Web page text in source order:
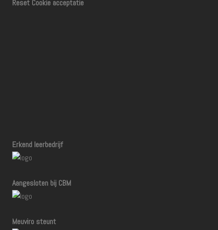
Reset Cookie acceptatie
Erkend leerbedrijf
Aangesloten bij CBM
Meuviro steunt